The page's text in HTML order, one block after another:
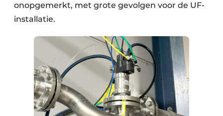
onopgemerkt, met grote gevolgen voor de UF-
installatie.